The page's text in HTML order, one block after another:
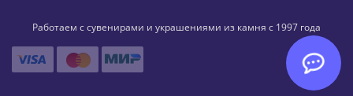
Работаем с сувенирами и украшениями из камня с 1997 года